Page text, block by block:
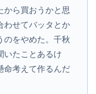
から買おうかと思
わせてバッタとか
のをやめた。千秋
いたことあるけ
命考えて作るんだ